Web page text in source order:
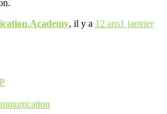
, il y a 12 ans1 janvier